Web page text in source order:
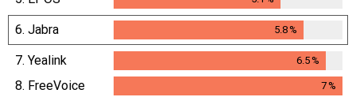
6. Jabra 5.8%
7. Yealink 6.5%
6.5%
8. FreeVoice 7%